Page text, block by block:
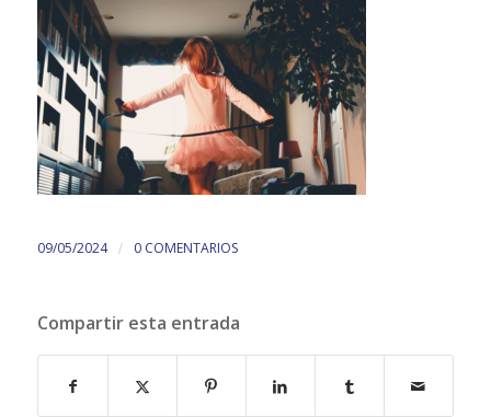
09/05/2024 / 0 COMENTARIOS
Compartir esta entrada